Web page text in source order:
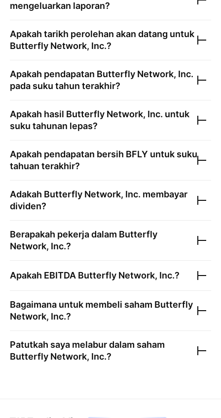
mengeluarkan laporan?
Apakah tarikh perolehan akan datang untuk
Butterfly Network, Inc.?
Apakah pendapatan Butterfly Network, Inc.
pada suku tahun terakhir?
Apakah hasil Butterfly Network, Inc. untuk
suku tahunan lepas?
Apakah pendapatan bersih BFLY untuk suku
tahuan terakhir?
Adakah Butterfly Network, Inc. membayar
dividen?
Berapakah pekerja dalam Butterfly
Network, Inc.?
Apakah EBITDA Butterfly Network, Inc.?
Bagaimana untuk membeli saham Butterfly
Network, Inc.?
Patutkah saya melabur dalam saham
Butterfly Network, Inc.?